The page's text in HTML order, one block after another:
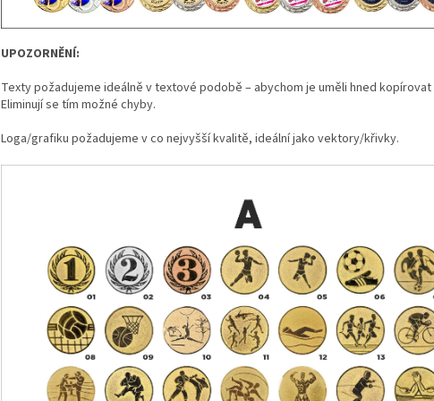
UPOZORNĚNÍ:
Texty požadujeme ideálně v textové podobě – abychom je uměli hned kopírovat
Eliminují se tím možné chyby.
Loga/grafiku požadujeme v co nejvyšší kvalitě, ideální jako vektory/křivky.